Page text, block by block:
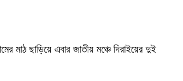
মাঠ ছাড়িয়ে এবার জাতীয় মঞ্চে দিরাইয়ের দুই